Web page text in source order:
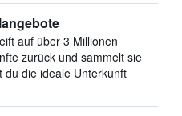
auf über 3 Millionen
zurück und sammelt sie
du die ideale Unterkunft